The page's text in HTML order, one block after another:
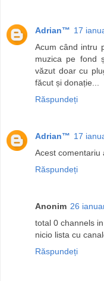
Adrian™ 17
Acum când intru
muzica pe fond
văzut doar cu
făcut și donație...
Răspundeți
Adrian™ 17
Acest comentariu
Răspundeți
Anonim 26
total 0 channels
nicio lista cu
Răspundeți